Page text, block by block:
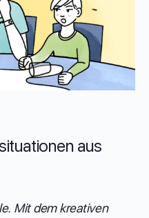
aus
Mit dem kreativen